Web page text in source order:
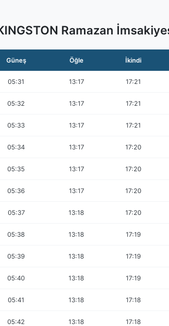
Ramazan
Güneş Öğle İkindi
05:31 13:17 17:21
05:32 13:17 17:21
05:33 13:17 17:21
05:34 13:17 17:20
05:35 13:17 17:20
05:36 13:17 17:20
05:37 13:18 17:20
05:38 13:18 17:19
05:39 13:18 17:19
05:40 13:18 17:19
05:41 13:18 17:18
05:42 13:18 17:18